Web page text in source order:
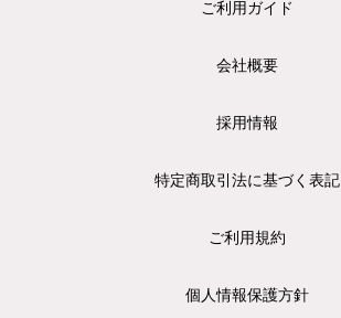
ご利用ガイド
会社概要
採用情報
特定商取引法に基づく表記
ご利用規約
個人情報保護方針